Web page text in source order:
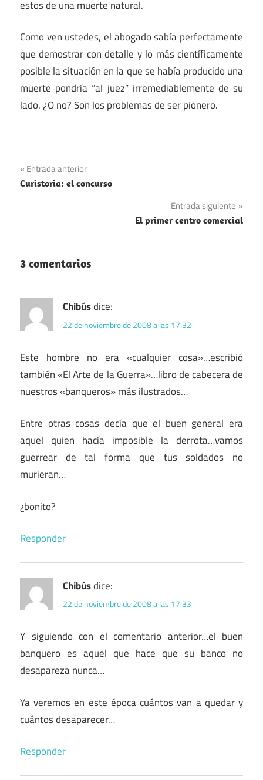
estos de una muerte natural.
Como ven ustedes, el abogado sabía perfectamente
que demostrar con detalle y lo más científicamente
posible la situación en la que se había producido una
muerte pondría “al juez” irremediablemente de su
lado. ¿O no? Son los problemas de ser pionero.
Navegación
de
Entrada anterior
Curistoria: el concurso
Entrada siguiente
El primer centro comercial
3 comentarios
Chibúsdice:
22 de noviembre de 2008 a las 17:32
Este hombre no era «cualquier cosa»…escribió
también «El Arte de la Guerra»…libro de cabecera de
nuestros «banqueros» más ilustrados…
Entre otras cosas decía que el buen general era
aquel quien hacía imposible la derrota…vamos
guerrear de tal forma que tus soldados no
murieran…
¿bonito?
Responder
Chibúsdice:
22 de noviembre de 2008 a las 17:33
Y siguiendo con el comentario anterior…el buen
banquero es aquel que hace que su banco no
desapareza nunca…
Ya veremos en este época cuántos van a quedar y
cuántos desaparecer…
Responder